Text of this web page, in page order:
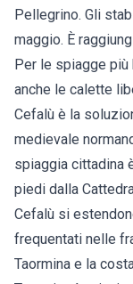
Pellegrino. Gli
maggio. È
Per le spiagge
anche le calette
Cefalù è la
medievale
spiaggia cittadina
piedi dalla
Cefalù si
frequentati nelle
Taormina e la